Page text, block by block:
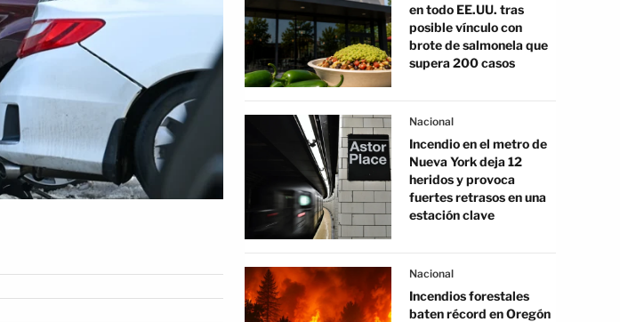
en todo EE.UU. tras
posible vínculo con
brote de salmonela que
supera 200 casos
Nacional
Incendio en el metro de
Nueva York deja 12
heridos y provoca
fuertes retrasos en una
estación clave
Nacional
Incendios forestales
baten récord en Oregón